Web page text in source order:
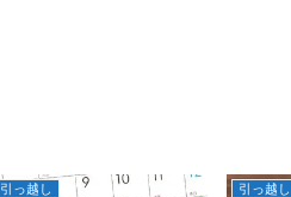
引っ越し 引っ越し